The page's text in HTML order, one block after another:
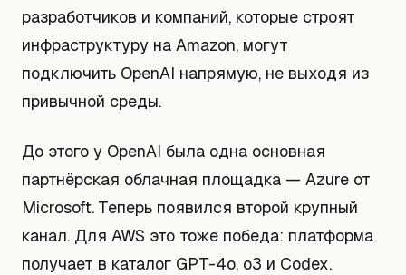
разработчиков и компаний, которые строят
инфраструктуру на Amazon, могут
подключить OpenAI напрямую, не выходя из
привычной среды.
До этого у OpenAI была одна основная
партнёрская облачная площадка — Azure от
Microsoft. Теперь появился второй крупный
канал. Для AWS это тоже победа: платформа
получает в каталог GPT-4o, o3 и Codex.